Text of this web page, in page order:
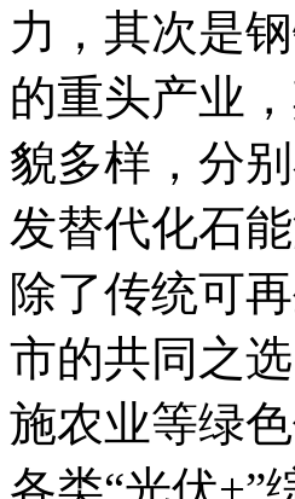
力，其次是
的重头产业
貌多样，分
发替代化石能
除了传统可
市的共同之
施农业等绿
各类“光伏+”